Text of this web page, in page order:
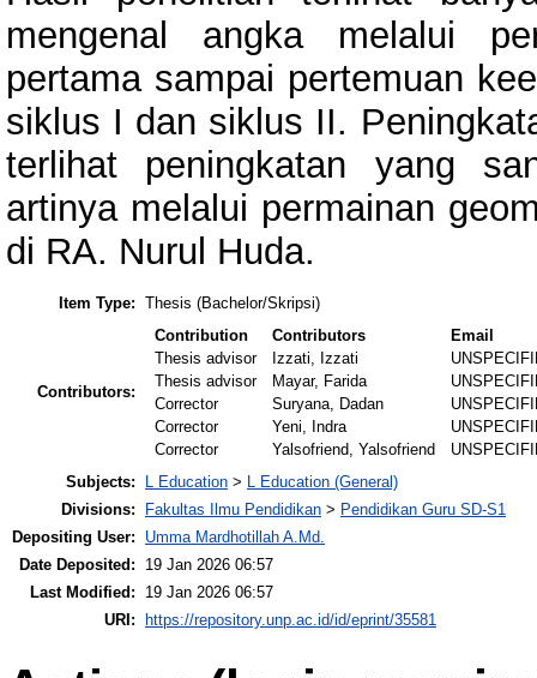
mengenal angka melalui
pertama sampai pertemuan
siklus I dan siklus II.
terlihat peningkatan yang
artinya melalui permainan
di RA. Nurul Huda.
Item Type: Thesis (Bachelor/Skripsi)
Contributors:
Contribution Contributors
Email
Thesis advisor
Izzati, Izzati
Thesis advisor
Mayar, Farida
Corrector
Suryana, Dadan
Corrector
Yeni, Indra
Corrector
Yalsofriend, Yalsofriend
Subjects:
L Education > L Education (General)
Divisions:
Fakultas Ilmu Pendidikan > Pendidikan Guru SD-S1
Depositing User:
Umma Mardhotillah A.Md.
Date Deposited:
19 Jan 2026 06:57
Last Modified:
19 Jan 2026 06:57
URI:
https://repository.unp.ac.id/id/eprint/35581